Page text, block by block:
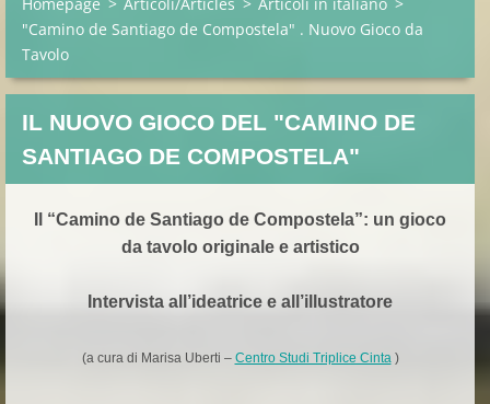
"Camino de Santiago de Compostela" . Nuovo Gioco da
Tavolo
IL NUOVO GIOCO DEL "CAMINO DE
SANTIAGO DE COMPOSTELA"
Il “Camino de Santiago de Compostela”: un gioco
da tavolo originale e artistico
Intervista all’ideatrice e all’illustratore
(a cura di Marisa Uberti – Centro Studi Triplice Cinta)